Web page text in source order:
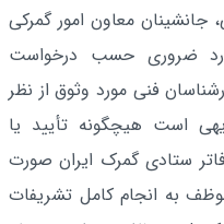
جانشینان معاون امور گمرکی
ضروری حسب درخواست
فنی مورد وثوق از نظر
است هیچگونه تأیید یا
ستادی گمرک ایران صورت
به انجام کامل تشریفات